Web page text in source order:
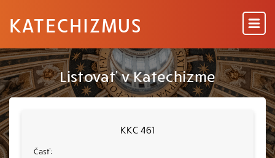
KATECHIZMUS
Listovať v Katechizme
KKC 461